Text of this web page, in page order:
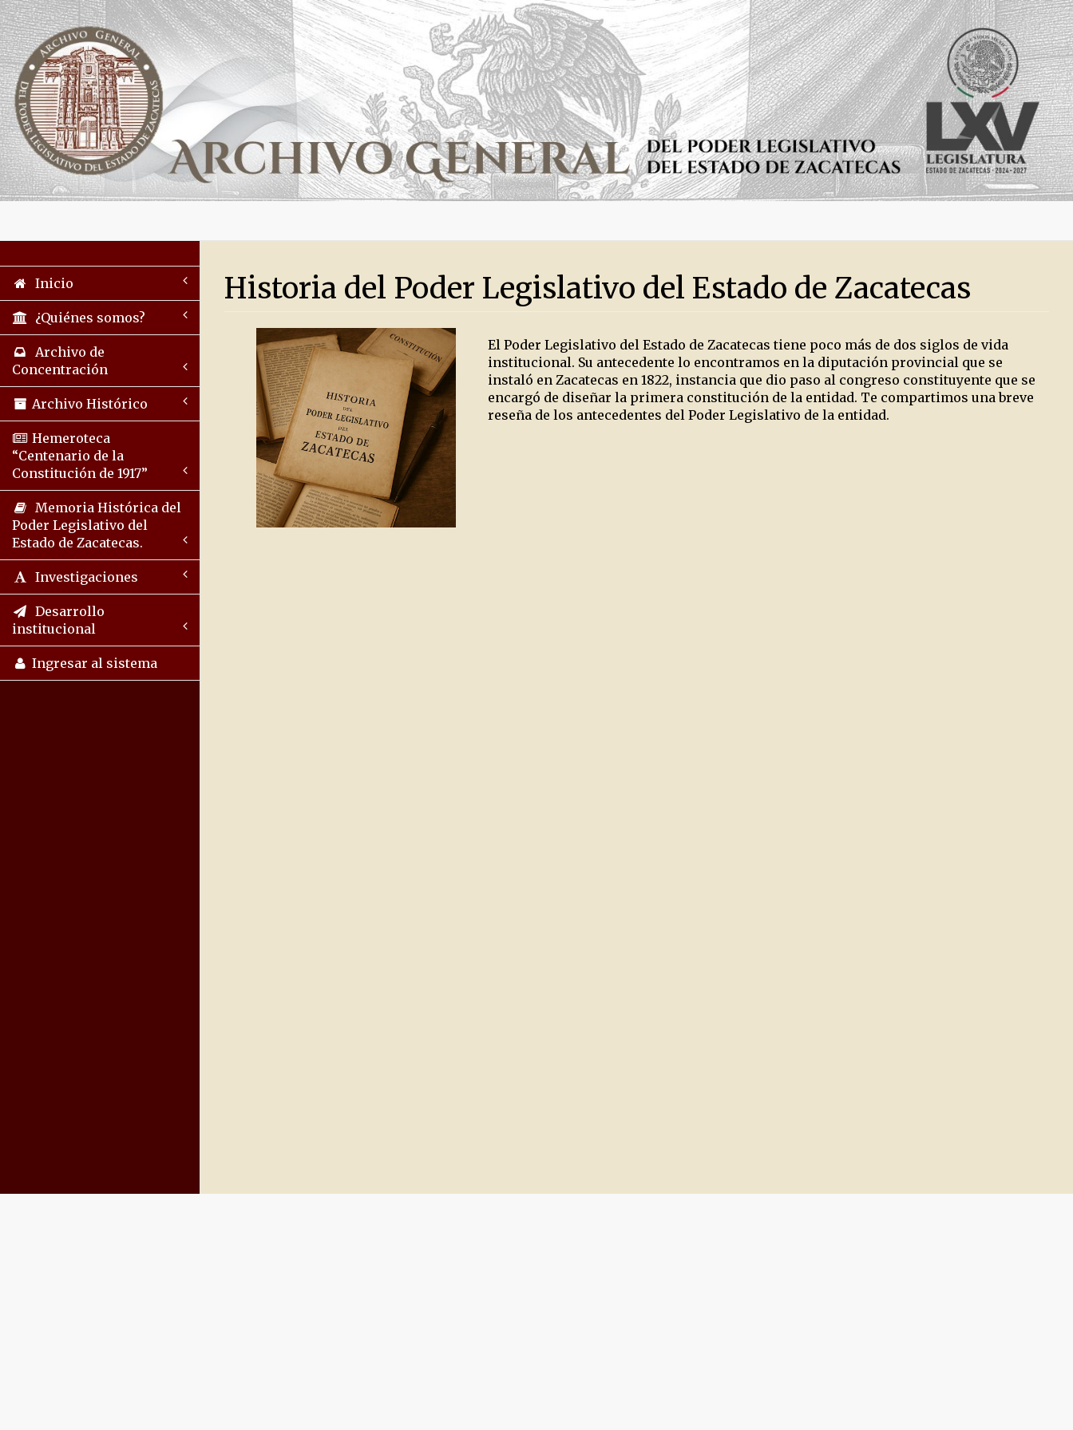
Inicio
¿Quiénes somos?
Archivo de
Concentración
Archivo Histórico
Hemeroteca
“Centenario de la
Constitución de 1917”
Memoria Histórica del
Poder Legislativo del
Estado de Zacatecas.
Investigaciones
Desarrollo
institucional
Ingresar al sistema
Historia del Poder Legislativo del Estado de Zacatecas
El Poder Legislativo del Estado de Zacatecas tiene poco más de dos siglos de vida
institucional. Su antecedente lo encontramos en la diputación provincial que se
instaló en Zacatecas en 1822, instancia que dio paso al congreso constituyente que se
encargó de diseñar la primera constitución de la entidad. Te compartimos una breve
reseña de los antecedentes del Poder Legislativo de la entidad.